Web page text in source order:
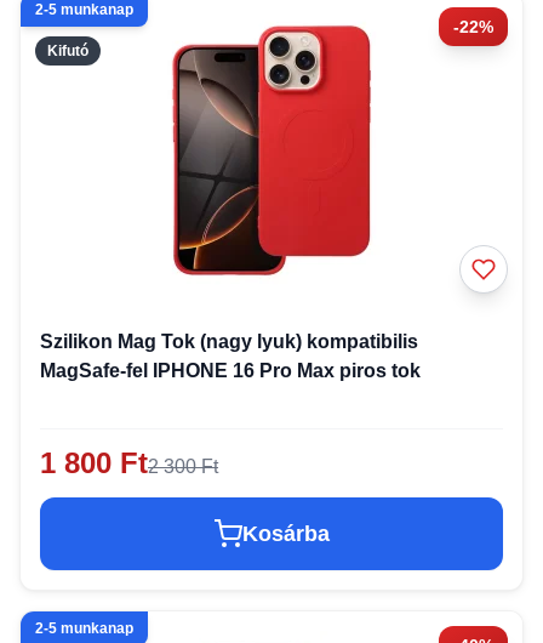
Kifutó
-22%
2-5 munkanap
Szilikon Mag Tok (nagy lyuk) kompatibilis
MagSafe-fel IPHONE 16 Pro Max piros tok
1 800 Ft2 300 Ft
Kosárba
2-5 munkanap